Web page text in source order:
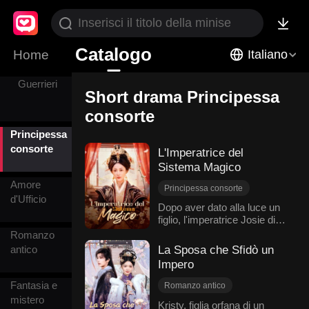
Home Catalogo Italiano
Relazione
tra fratello e
sorella
Guerrieri
Principessa
consorte
Amore
d'Ufficio
Romanzo
antico
Fantasia e
mistero
Short drama Principessa
consorte
L'Imperatrice del
Sistema Magico
Principessa consorte
Viaggio nel tempo
Ritorno
Superpotenze
Dopo aver dato alla luce un
figlio, l'imperatrice Josie di
dell'imperatore Alfred.La
perfida concubina Sylvia
approfitta della situazione
per umiliarla pubblicamente
La Sposa che Sfidò un
Impero
Romanzo antico
Principessa consorte
Kristy, figlia orfana di un